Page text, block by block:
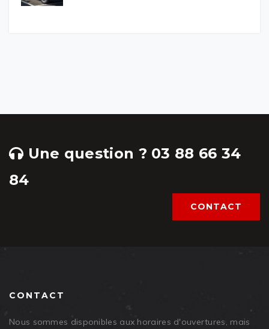
Une question ? 03 88 66 34
84
CONTACT
CONTACT
Nous sommes disponibles aux horaires d'ouvertures, mais